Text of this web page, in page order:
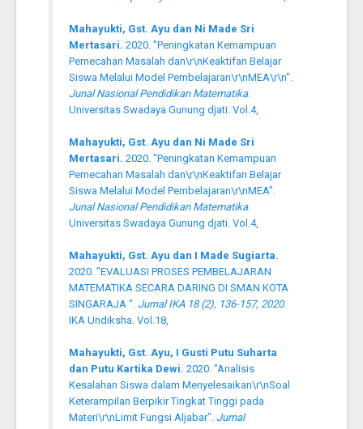
Mahayukti, Gst. Ayu dan Ni Made Sri
Mertasari. 2020. "Peningkatan Kemampuan
Pemecahan Masalah dan\r\nKeaktifan Belajar
Siswa Melalui Model Pembelajaran\r\nMEA\r\n".
Junal Nasional Pendidikan Matematika.
Universitas Swadaya Gunung djati. Vol.4,
Mahayukti, Gst. Ayu dan Ni Made Sri
Mertasari. 2020. "Peningkatan Kemampuan
Pemecahan Masalah dan\r\nKeaktifan Belajar
Siswa Melalui Model Pembelajaran\r\nMEA".
Junal Nasional Pendidikan Matematika.
Universitas Swadaya Gunung djati. Vol.4,
Mahayukti, Gst. Ayu dan I Made Sugiarta.
2020. "EVALUASI PROSES PEMBELAJARAN
MATEMATIKA SECARA DARING DI SMAN KOTA
SINGARAJA ". Jurnal IKA 18 (2), 136-157, 2020.
IKA Undiksha. Vol.18,
Mahayukti, Gst. Ayu, I Gusti Putu Suharta
dan Putu Kartika Dewi. 2020. "Analisis
Kesalahan Siswa dalam Menyelesaikan\r\nSoal
Keterampilan Berpikir Tingkat Tinggi pada
Materi\r\nLimit Fungsi Aljabar". Jurnal